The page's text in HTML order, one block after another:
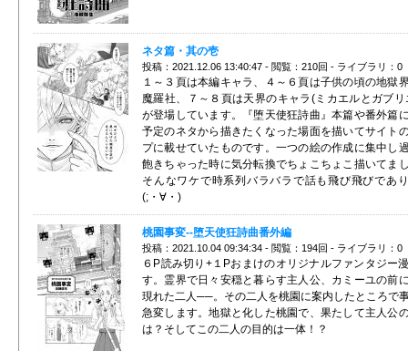
ネタ篇・其の壱
投稿：2021.12.06 13:40:47 - 閲覧：210回 - ライブラリ：0
１～３頁は本編キャラ、４～６頁は子供の頃の地獄
魔羅社、７～８頁は天界のキャラ(ミカエルとガブリ
が登場しています。『堕天使狂詩曲』本篇や番外篇
予定のネタから描きたくなった場面を描いてサイト
プに載せていたものです。一つの絵の作成に集中し
飽きちゃった時に気分転換でちょこちょこ描いてま
そんなワケで時系列バラバラで話も飛び飛びであ
(;・∀・)
桃園事変--堕天使狂詩曲番外編
投稿：2021.10.04 09:34:34 - 閲覧：194回 - ライブラリ：0
６P読み切り+１Pおまけのオリジナルファンタジー
す。霊界で日々安穏と暮らす主人公、カミーユの前
現れた二人──。その二人を桃園に案内したところで
急変します。地獄と化した桃園で、果たして主人公
は？そしてこの二人の目的は一体！？